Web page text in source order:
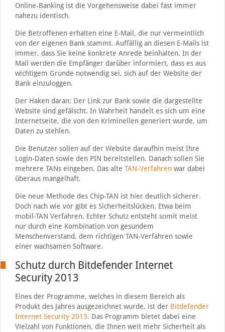
Online-Banking ist die Vorgehensweise dabei fast immer
nahezu identisch.
Die Betroffenen erhalten eine E-Mail, die nur vermeintlich
von der eigenen Bank stammt. Auffällig an diesen E-Mails ist
immer, dass Sie keine konkrete Anrede beinhalten. In der
Mail werden die Empfänger darüber informiert, dass es aus
wichtigem Grunde notwendig sei, sich auf der Website der
Bank einzuloggen.
Der Haken daran: Der Link zur Bank sowie die dargestellte
Website sind gefälscht. In Wahrheit handelt es sich um eine
Internetseite, die von den Kriminellen generiert wurde, um
Daten zu stehlen.
Die Benutzer sollen auf der Website daraufhin meist Ihre
Login-Daten sowie den PIN bereitstellen. Danach sollen Sie
mehrere TANs eingeben. Das alte TAN-Verfahrenwar dabei
überaus mangelhaft.
Die neue Methode des Chip-TAN ist hier deutlich sicherer.
Doch nach wie vor gibt es Sicherheitslücken. Etwa beim
mobil-TAN Verfahren. Echter Schutz entsteht somit meist
nur durch eine Kombination von gesundem
Menschenverstand, dem richtigen TAN-Verfahren sowie
einer wachsamen Software.
Schutz durch Bitdefender Internet
Security 2013
Eines der Programme, welches in diesem Bereich als
Produkt des Jahres ausgezeichnet wurde, ist der Bitdefender
Internet Security 2013. Das Programm bietet dabei eine
Vielzahl von Funktionen, die Ihnen weit mehr Sicherheit als